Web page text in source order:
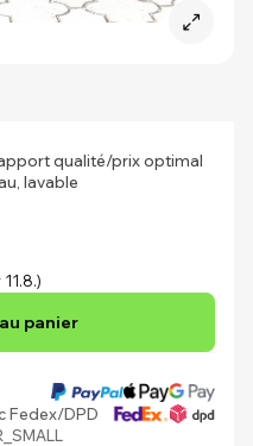
qualité/prix optimal
lavable
panier
Fedex/DPD